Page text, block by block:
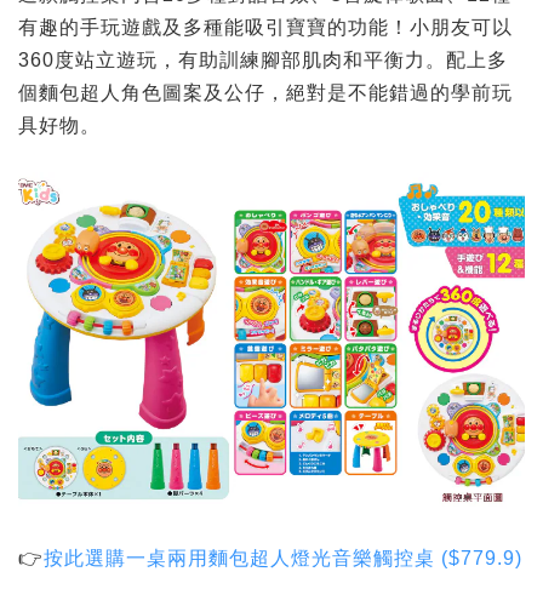
有趣的手玩遊戲及多種能吸引寶寶的功能！小朋友可以
360度站立遊玩，有助訓練腳部肌肉和平衡力。配上多
個麵包超人角色圖案及公仔，絕對是不能錯過的學前玩
具好物。
👉按此選購一桌兩用 麵包超人燈光音樂觸控桌 ($779.9)